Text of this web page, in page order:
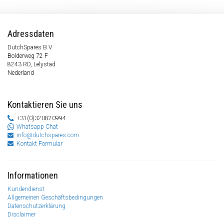
Adressdaten
DutchSpares B.V.
Bolderweg 72 F
8243 RD, Lelystad
Nederland
Kontaktieren Sie uns
+31(0)320820994
Whatsapp Chat
info@dutchspares.com
Kontakt Formular
Informationen
Kundendienst
Allgemeinen Geschäftsbedingungen
Datenschutzerklärung
Disclaimer